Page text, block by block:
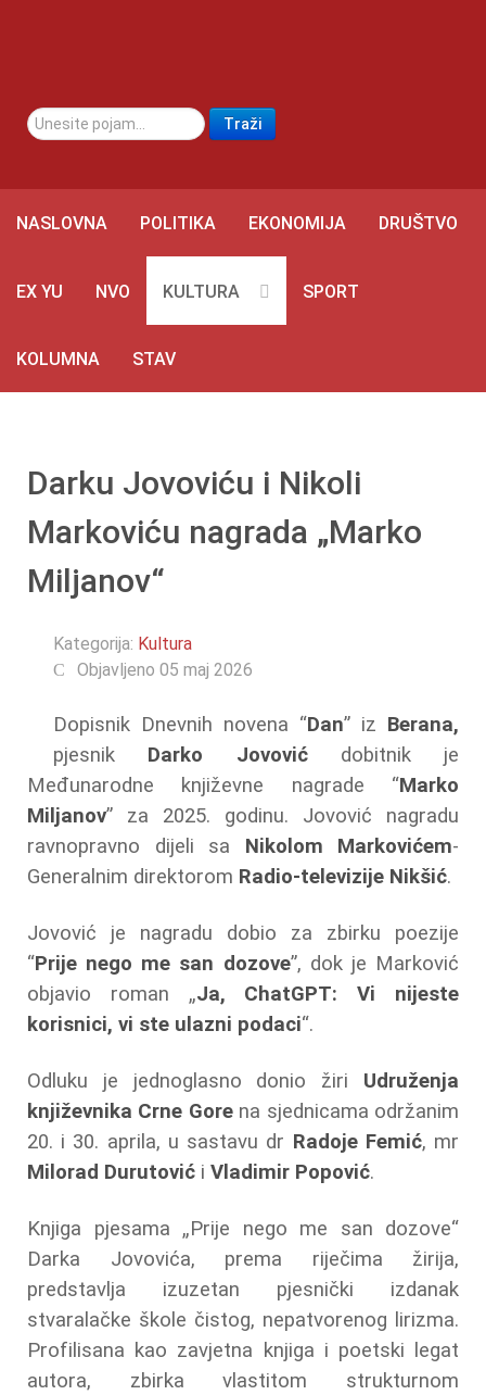
traži... Traži
NASLOVNA POLITIKA EKONOMIJA DRUŠTVO
EX YU NVO KULTURA SPORT
KOLUMNA STAV
Darku Jovoviću i Nikoli
Markoviću nagrada „Marko
Miljanov“
Kategorija: Kultura
Objavljeno 05 maj 2026
Dopisnik Dnevnih novena “Dan” iz Berana,
pjesnik Darko Jovovićdobitnik je
Međunarodne književne nagrade “Marko
Miljanov” za 2025. godinu. Jovović nagradu
ravnopravno dijeli sa Nikolom Markovićem-
Generalnim direktorom Radio-televizije Nikšić.
Jovović je nagradu dobio za zbirku poezije
“Prije nego me san dozove”, dok je Marković
objavio roman „Ja, ChatGPT: Vi nijeste
korisnici, vi ste ulazni podaci“.
Odluku je jednoglasno donio žiri Udruženja
književnika Crne Gorena sjednicama održanim
20. i 30. aprila, u sastavu dr Radoje Femić, mr
Milorad Durutović i Vladimir Popović.
Knjiga pjesama „Prije nego me san dozove“
Darka Jovovića, prema riječima žirija,
predstavlja izuzetan pjesnički izdanak
stvaralačke škole čistog, nepatvorenog lirizma.
Profilisana kao zavjetna knjiga i poetski legat
autora, zbirka vlastitom strukturnom